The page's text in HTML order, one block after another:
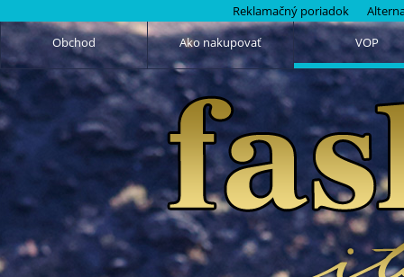
Reklamačný poriadok
Obchod
Ako nakupovať VOP